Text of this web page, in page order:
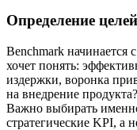
Определение
Benchmark начинается
хочет понять:
издержки, воронка
на внедрение
Важно выбирать
стратегические KPI, а